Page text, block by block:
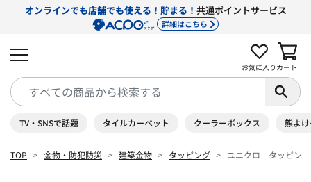
オンラインでも店舗でも使える！貯まる！ 共通ポイントサービス
詳細はこちら
お気に入り カート
TV・SNSで話題 タイルカーペット クーラーボックス 熊よ
TOP 金物・防犯防災 建築金物 タッピング ユニクロ タッピン